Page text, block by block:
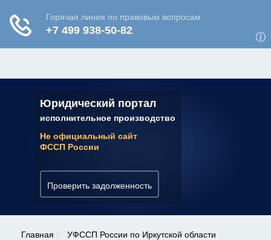
Юридический портал
исполнительное производство
Не официальный сайт
ФССП России
Проверить задолженность
✆ 7 (800) 350-22-64
Главная
УФССП России по Иркутской области